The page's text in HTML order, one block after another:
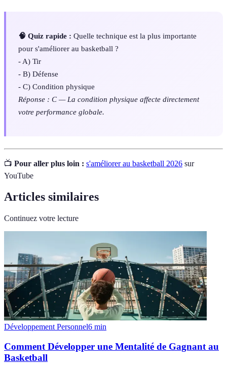
🧠 Quiz rapide : Quelle technique est la plus importante
pour s'améliorer au basketball ?
- A) Tir
- B) Défense
- C) Condition physique
Réponse : C — La condition physique affecte directement
votre performance globale.
📺 Pour aller plus loin : s'améliorer au basketball 2026 sur
YouTube
Articles similaires
Continuez votre lecture
Développement Personnel6 min
Comment Développer une Mentalité de Gagnant au
Basketball